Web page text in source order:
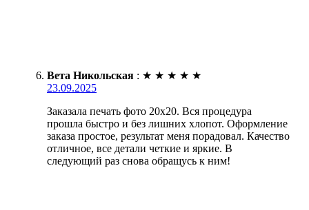
Вета Никольская : ★ ★ ★ ★ ★
23.09.2025
Заказала печать фото 20х20. Вся процедура
прошла быстро и без лишних хлопот. Оформление
заказа простое, результат меня порадовал. Качество
отличное, все детали четкие и яркие. В
следующий раз снова обращусь к ним!